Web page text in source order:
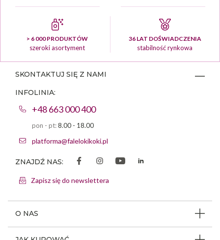
> 6 000 PRODUKTÓW
szeroki asortyment
36 LAT DOŚWIADCZENIA
stabilność rynkowa
O NAS
SKONTAKTUJ SIĘ Z NAMI
INFOLINIA:
+48 663 000 400
pon - pt:8.00 - 18.00
platforma@falelokikoki.pl
ZNAJDŹ NAS:
Zapisz się do newslettera